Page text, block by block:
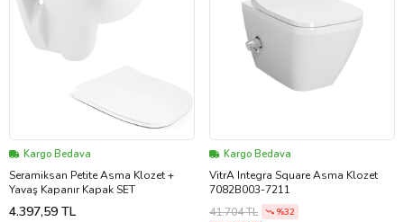
Kargo Bedava
Seramiksan Petite Asma Klozet +
Yavaş Kapanır Kapak SET
4.397,59 TL
Kargo Bedava
VitrA Integra Square Asma Klozet
7082B003-7211
41.704 TL
%32